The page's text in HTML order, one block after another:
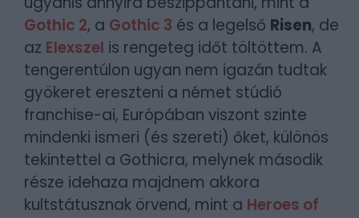
Gothic 2, a Gothic 3 és a legelső Risen, de
az Elexszel is rengeteg időt töltöttem. A
tengerentúlon ugyan nem igazán tudtak
gyökeret ereszteni a német stúdió
franchise-ai, Európában viszont szinte
mindenki ismeri (és szereti) őket, különös
tekintettel a Gothicra, melynek második
része idehaza majdnem akkora
kultstátusznak örvend, mint a Heroes of